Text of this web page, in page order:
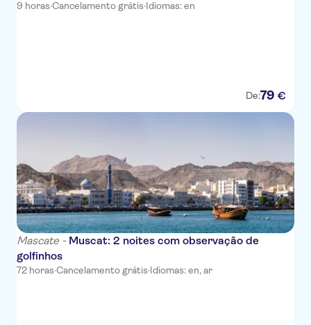
9 horas·Cancelamento grátis·Idiomas: en
De:79 €
Mascate - Muscat: 2 noites com observação de
golfinhos
72 horas·Cancelamento grátis·Idiomas: en, ar